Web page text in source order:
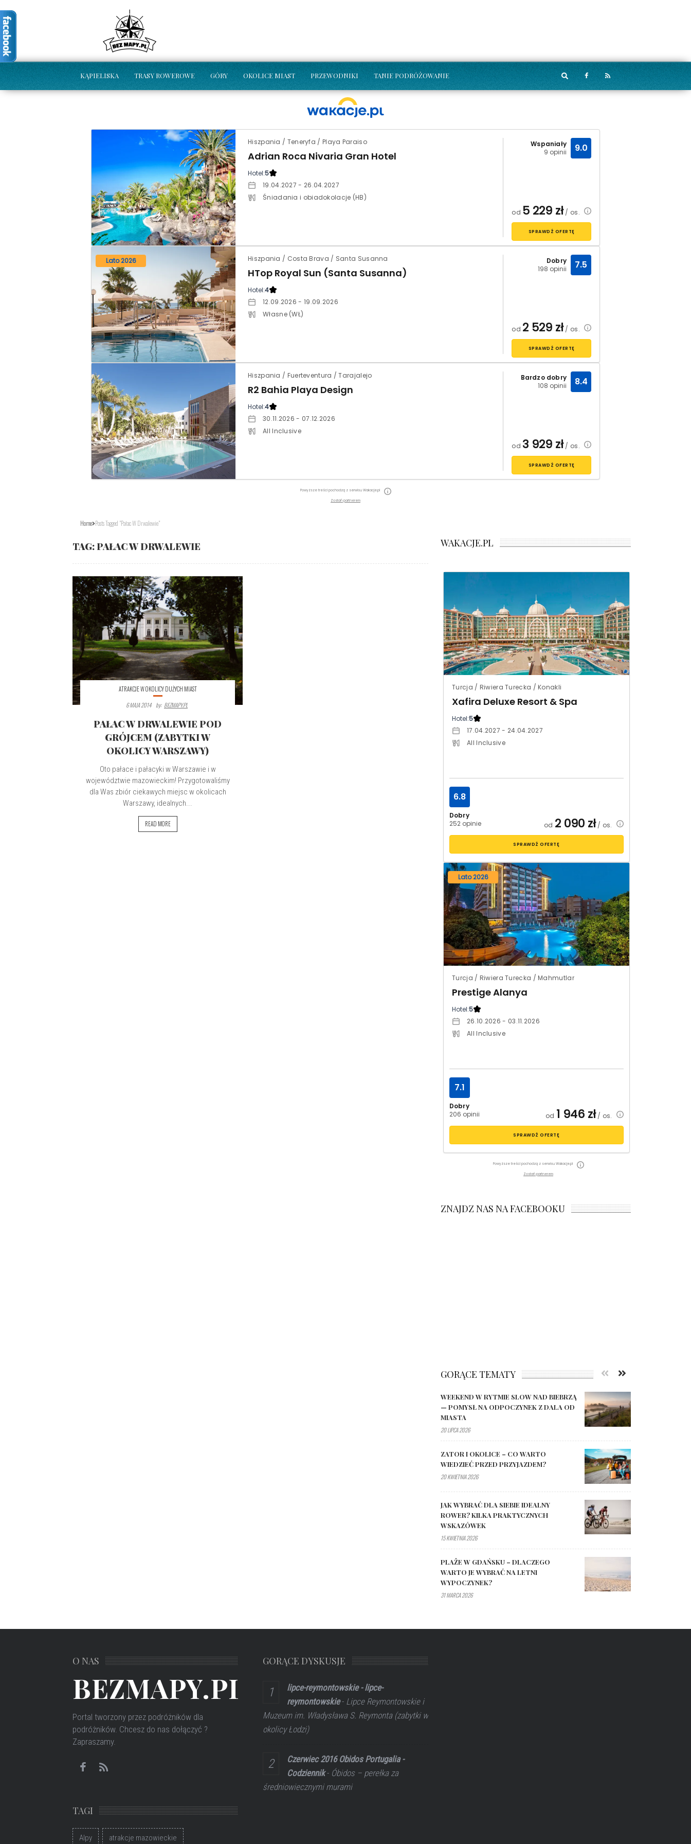
KĄPIELISKA TRASY ROWEROWE GÓRY OKOLICE MIAST PRZEWODNIKI TANIE PODRÓŻOWANIE
Hiszpania / Teneryfa / Playa Paraiso
Adrian Roca Nivaria Gran Hotel
Hotel:5
19.04.2027 - 26.04.2027
Śniadania i obiadokolacje (HB)
Wspaniały
9 opinii
9.0
od 5 229 zł/ os.
SPRAWDŹ OFERTĘ
Lato 2026 Hiszpania / Costa Brava / Santa Susanna
HTop Royal Sun (Santa Susanna)
Hotel:4
12.09.2026 - 19.09.2026
Własne (WŁ)
Dobry
198 opinii
7.5
od 2 529 zł/ os.
SPRAWDŹ OFERTĘ
Hiszpania / Fuerteventura / Tarajalejo
R2 Bahia Playa Design
Hotel:4
30.11.2026 - 07.12.2026
All Inclusive
Bardzo dobry
108 opinii
8.4
od 3 929 zł/ os.
SPRAWDŹ OFERTĘ
Powyższe treści pochodzą z serwisu Wakacje.pl
Zostań partnerem
Home Posts Tagged "pałac W Drwalewie"
TAG:PAŁAC W DRWALEWIE
ATRAKCJE W OKOLICY DUŻYCH MIAST
6 MAJA 2014 By: BEZMAPY.PL
PAŁAC W DRWALEWIE POD
GRÓJCEM (ZABYTKI W
OKOLICY WARSZAWY)
Oto pałace i pałacyki w Warszawie i w
województwie mazowieckim! Przygotowaliśmy
dla Was zbiór ciekawych miejsc w okolicach
Warszawy, idealnych...
READ MORE
WAKACJE.PL
Turcja / Riwiera Turecka / Konakli
Xafira Deluxe Resort & Spa
Hotel:5
17.04.2027 - 24.04.2027
All Inclusive
Dobry
252 opinie
6.8
od 2 090 zł/ os.
SPRAWDŹ OFERTĘ
Lato 2026
Turcja / Riwiera Turecka / Mahmutlar
Prestige Alanya
Hotel:5
26.10.2026 - 03.11.2026
All Inclusive
Dobry
206 opinii
7.1
od 1 946 zł/ os.
SPRAWDŹ OFERTĘ
Powyższe treści pochodzą z serwisu Wakacje.pl
Zostań partnerem
ZNAJDZ NAS NA FACEBOOKU
GORĄCE TEMATY
WEEKEND W RYTMIE SLOW NAD BIEBRZĄ
— POMYSŁ NA ODPOCZYNEK Z DALA OD
MIASTA
20 LIPCA 2026
ZATOR I OKOLICE – CO WARTO
WIEDZIEĆ PRZED PRZYJAZDEM?
20 KWIETNIA 2026
JAK WYBRAĆ DLA SIEBIE IDEALNY
ROWER? KILKA PRAKTYCZNYCH
WSKAZÓWEK
15 KWIETNIA 2026
PLAŻE W GDAŃSKU – DLACZEGO
WARTO JE WYBRAĆ NA LETNI
WYPOCZYNEK?
31 MARCA 2026
O NAS
BEZMAPY.PL
Portal tworzony przez podróżników dla
podróżników. Chcesz do nas dołączyć ?
Zapraszamy.
TAGI
Alpy atrakcje mazowieckie
GORĄCE DYSKUSJE
lipce-reymontowskie - lipce-
reymontowskie- Lipce Reymontowskie i
Muzeum im. Władysława S. Reymonta (zabytki w
okolicy Łodzi)
Czerwiec 2016 Obidos Portugalia -
Codziennik- Óbidos – perełka za
średniowiecznymi murami